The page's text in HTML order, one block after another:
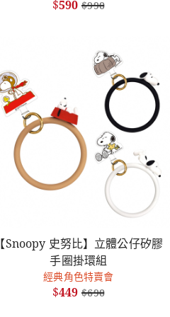
$590 $990
【Snoopy 史努比】立體公仔矽膠
手圈掛環組
經典角色特賣會
$449 $690